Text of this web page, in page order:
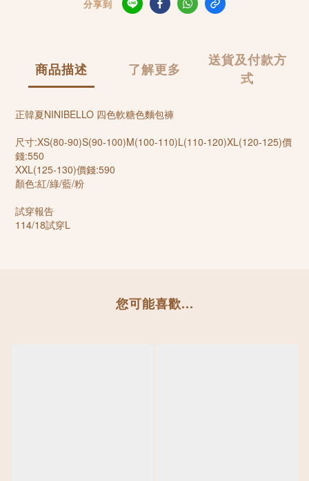
分享到
商品描述 了解更多
送貨及付款方
式
正韓夏NINIBELLO 四色軟糖色麵包褲
尺寸:XS(80-90)S(90-100)M(100-110)L(110-120)XL(120-125)價
錢:550
XXL(125-130)價錢:590
顏色:紅/綠/藍/粉
試穿報告
114/18試穿L
您可能喜歡...